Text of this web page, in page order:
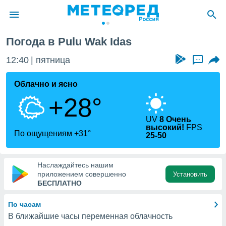
о
Вы можете
к этому
доступ
Погода в Pulu Wak Idas
12:40 пятница ...
Облачно и ясно
+28°
По ощущениям +31°
UV8 Очень
высокий! FPS
25-50
Наслаждайтесь нашим
приложением совершенно
БЕСПЛАТНО
Установить
По часам
В ближайшие часы переменная облачность